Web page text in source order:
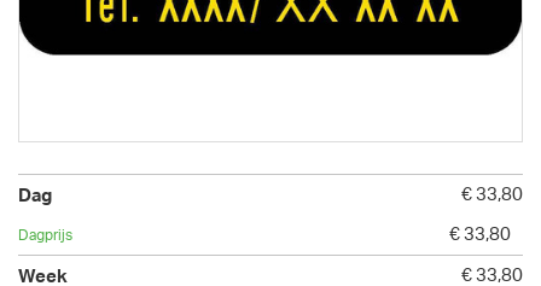
€ 33,80
€ 33,80
€ 33,80